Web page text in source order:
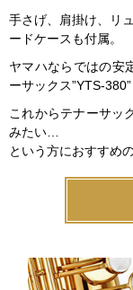
手さげ、肩掛け、リ
ードケースも付属。
ヤマハならではの安
ーサックス”YTS-380”
これからテナーサッ
みたい…
という方におすすめ